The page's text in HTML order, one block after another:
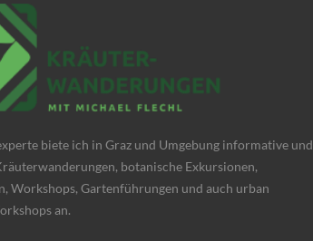
biete ich in Graz und Umgebung informative und
botanische Exkursionen,
Workshops, Gartenführungen und auch urban
an.